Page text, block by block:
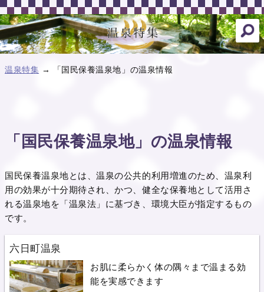
温泉特集 → 「国民保養温泉地」の温泉情報
「国民保養温泉地」の温泉情報
国民保養温泉地とは、温泉の公共的利用増進のため、温泉利
用の効果が十分期待され、かつ、健全な保養地として活用さ
れる温泉地を「温泉法」に基づき、環境大臣が指定するもの
です。
六日町温泉
お肌に柔らかく体の隅々まで温まる効
能を実感できます